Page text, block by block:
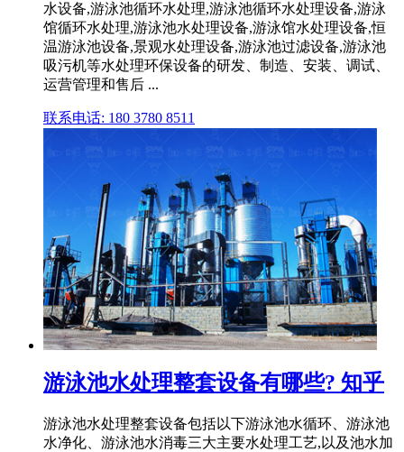
水设备,游泳池循环水处理,游泳池循环水处理设备,游泳
馆循环水处理,游泳池水处理设备,游泳馆水处理设备,恒
温游泳池设备,景观水处理设备,游泳池过滤设备,游泳池
吸污机等水处理环保设备的研发、制造、安装、调试、
运营管理和售后 ...
联系电话: 180 3780 8511
游泳池水处理整套设备有哪些? 知乎
游泳池水处理整套设备包括以下游泳池水循环、游泳池
水净化、游泳池水消毒三大主要水处理工艺,以及池水加